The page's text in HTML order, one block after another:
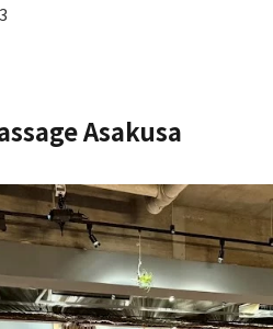
Asakusa